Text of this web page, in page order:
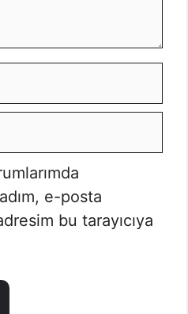
e-posta
bu tarayıcıya